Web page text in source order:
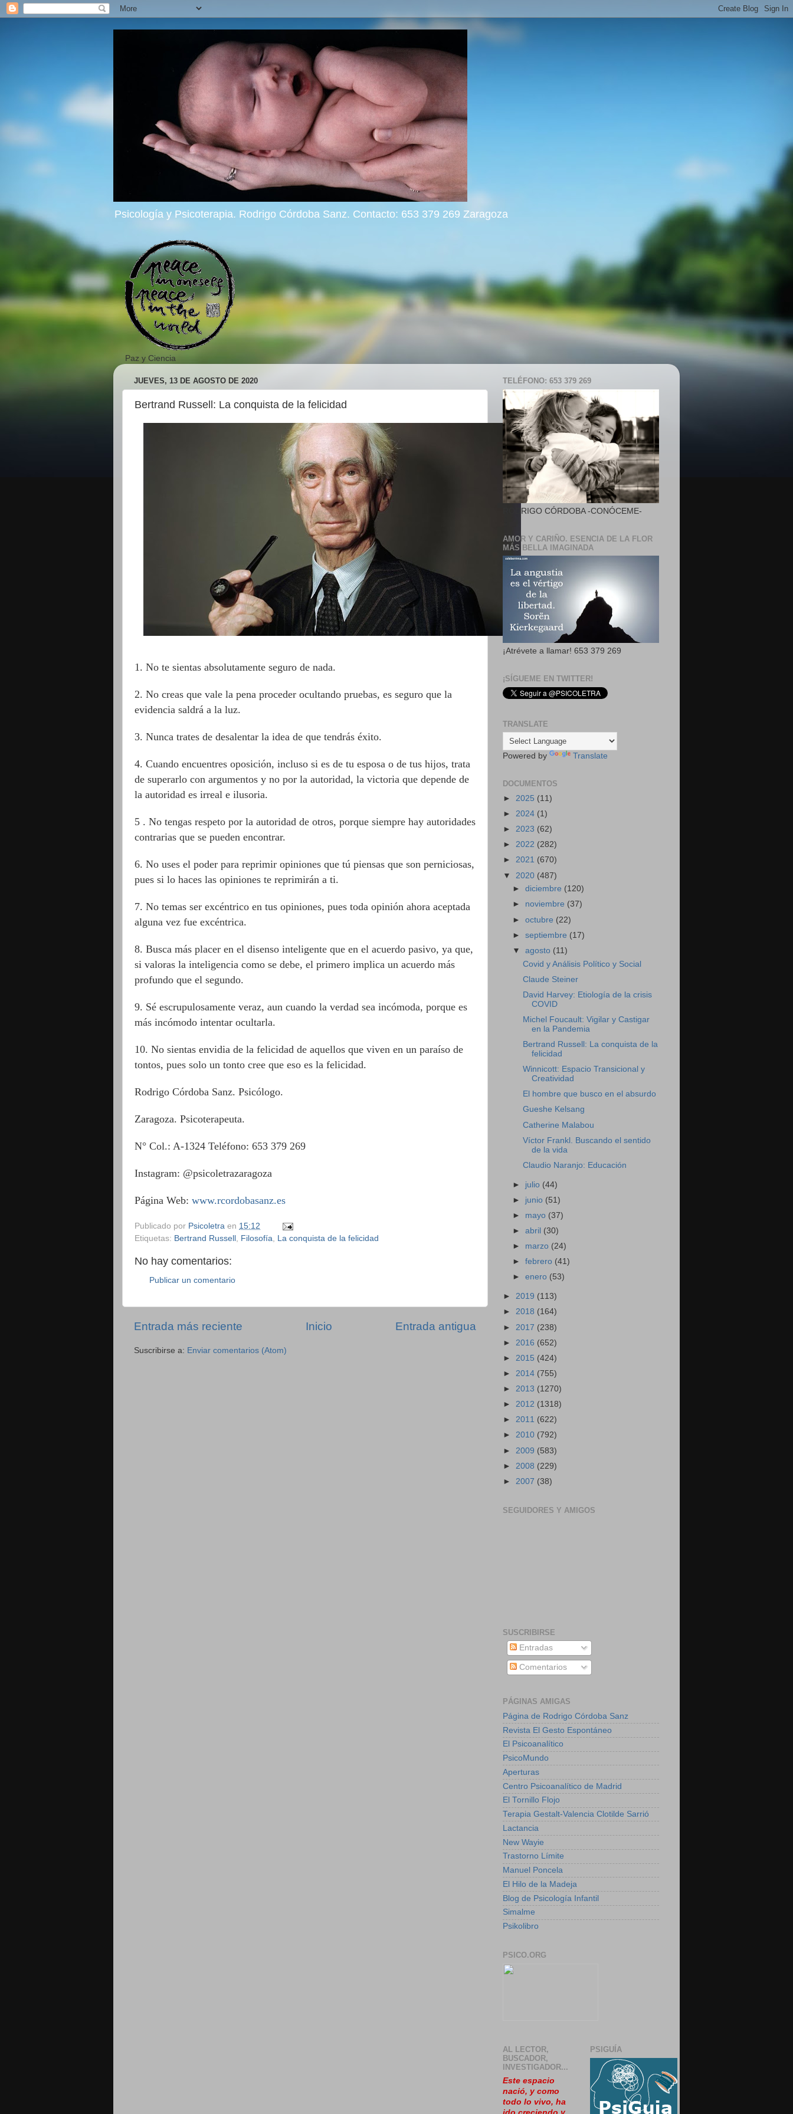
Psicología y Psicoterapia. Rodrigo Córdoba Sanz. Contacto: 653 379 269 Zaragoza
Paz y Ciencia
JUEVES, 13 DE AGOSTO DE 2020
Bertrand Russell: La conquista de la felicidad
1 . No te sientas absolutamente seguro de nada.
2. No creas que vale la pena proceder ocultando pruebas, es seguro que la
evidencia saldrá a la luz.
3. Nunca trates de desalentar la idea de que tendrás éxito.
4. Cuando encuentres oposición, incluso si es de tu esposa o de tus hijos, trata
de superarlo con argumentos y no por la autoridad, la victoria que depende de
la autoridad es irreal e ilusoria.
5 . No tengas respeto por la autoridad de otros, porque siempre hay autoridades
contrarias que se pueden encontrar.
6. No uses el poder para reprimir opiniones que tú piensas que son perniciosas,
pues si lo haces las opiniones te reprimirán a ti.
7. No temas ser excéntrico en tus opiniones, pues toda opinión ahora aceptada
alguna vez fue excéntrica.
8. Busca más placer en el disenso inteligente que en el acuerdo pasivo, ya que,
si valoras la inteligencia como se debe, el primero implica un acuerdo más
profundo que el segundo.
9. Sé escrupulosamente veraz, aun cuando la verdad sea incómoda, porque es
más incómodo intentar ocultarla.
10. No sientas envidia de la felicidad de aquellos que viven en un paraíso de
tontos, pues solo un tonto cree que eso es la felicidad.
Rodrigo Córdoba Sanz. Psicólogo.
Zaragoza. Psicoterapeuta.
N° Col.: A-1324 Teléfono: 653 379 269
Instagram: @psicoletrazaragoza
Página Web: www.rcordobasanz.es
Publicado por Psicoletra en 15:12
Etiquetas: Bertrand Russell Filosofía La conquista de la felicidad
No hay comentarios:
Publicar un comentario
Entrada más reciente Entrada antigua
Inicio
Suscribirse a: Enviar comentarios (Atom)
TELÉFONO: 653 379 269
RODRIGO CÓRDOBA -CONÓCEME-
AMOR Y CARIÑO. ESENCIA DE LA FLOR
MÁS BELLA IMAGINADA
¡Atrévete a llamar! 653 379 269
¡SÍGUEME EN TWITTER!
TRANSLATE
Powered by Translate
DOCUMENTOS
► 2025 (11)
► 2024 (1)
► 2023 (62)
► 2022 (282)
► 2021 (670)
▼ 2020 (487)
►diciembre (120)
► noviembre (37)
►octubre (22)
►septiembre (17)
▼agosto (11)
Covid y Análisis Político y Social
Claude Steiner
David Harvey: Etiología de la crisis
COVID
Michel Foucault: Vigilar y Castigar
en la Pandemia
Bertrand Russell: La conquista de la
felicidad
Winnicott: Espacio Transicional y
Creatividad
El hombre que busco en el absurdo
Gueshe Kelsang
Catherine Malabou
Víctor Frankl. Buscando el sentido
de la vida
Claudio Naranjo: Educación
► julio (44)
► junio (51)
► mayo (37)
►abril (30)
► marzo (24)
►febrero (41)
►enero (53)
► 2019 (113)
► 2018 (164)
► 2017 (238)
► 2016 (652)
► 2015 (424)
► 2014 (755)
► 2013 (1270)
► 2012 (1318)
► 2011 (622)
► 2010 (792)
► 2009 (583)
► 2008 (229)
► 2007 (38)
SEGUIDORES Y AMIGOS
SUSCRIBIRSE
Entradas
Comentarios
PÁGINAS AMIGAS
Página de Rodrigo Córdoba Sanz
Revista El Gesto Espontáneo
El Psicoanalítico
PsicoMundo
Aperturas
Centro Psicoanalítico de Madrid
El Tornillo Flojo
Terapia Gestalt-Valencia Clotilde Sarrió
Lactancia
New Wayie
Trastorno Límite
Manuel Poncela
El Hilo de la Madeja
Blog de Psicología Infantil
Simalme
Psikolibro
PSICO.ORG
AL LECTOR,
BUSCADOR,
INVESTIGADOR...
Este espacio
nació, y como
todo lo vivo, ha
PSIGUÍA